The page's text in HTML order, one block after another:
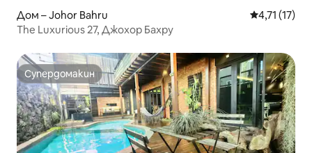
Дом – Johor Bahru Средна
4,71 (17)
The Luxurious 27, Джохор Бахру
Супердомакин
Супердомакин